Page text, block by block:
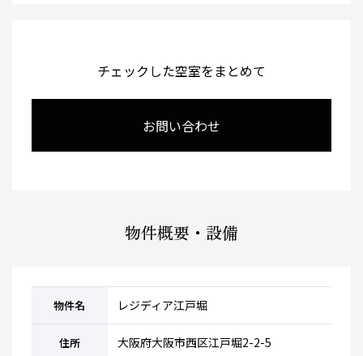
チェックした空室をまとめて
お問い合わせ
物件概要・設備
物件名 レジディア江戸堀
住所 大阪府大阪市西区江戸堀2-2-5